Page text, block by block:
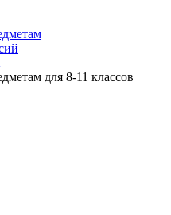
для 8-11 классов